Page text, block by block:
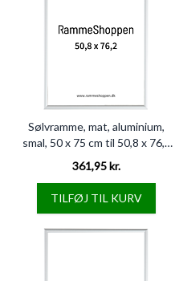
Sølvramme, mat, aluminium,
smal, 50 x 75 cm til 50,8 x 76,2
cm indhold, Type 670
361,95 kr.
TILFØJ TIL KURV